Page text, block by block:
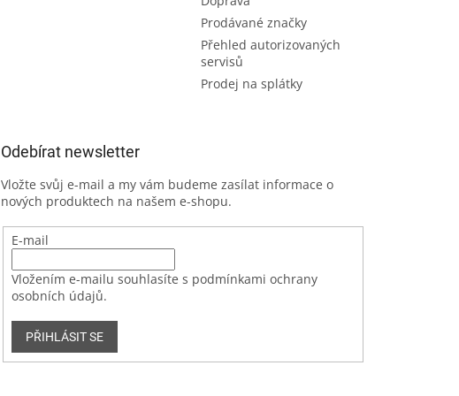
Prodávané značky
Přehled autorizovaných
servisů
Prodej na splátky
Odebírat newsletter
Vložte svůj e-mail a my vám budeme zasílat informace o
nových produktech na našem e-shopu.
E-mail
Vložením e-mailu souhlasíte s podmínkami ochrany
osobních údajů.
PŘIHLÁSIT SE